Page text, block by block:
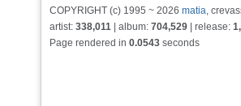
COPYRIGHT (c) 1995 ~ 2026 matia,
artist: 338,011 | album: 704,529 | release:
Page rendered in 0.0543 seconds